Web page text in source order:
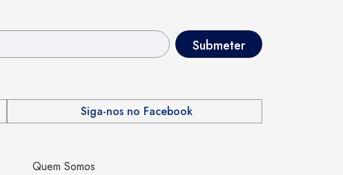
Siga-nos no Facebook
Quem Somos